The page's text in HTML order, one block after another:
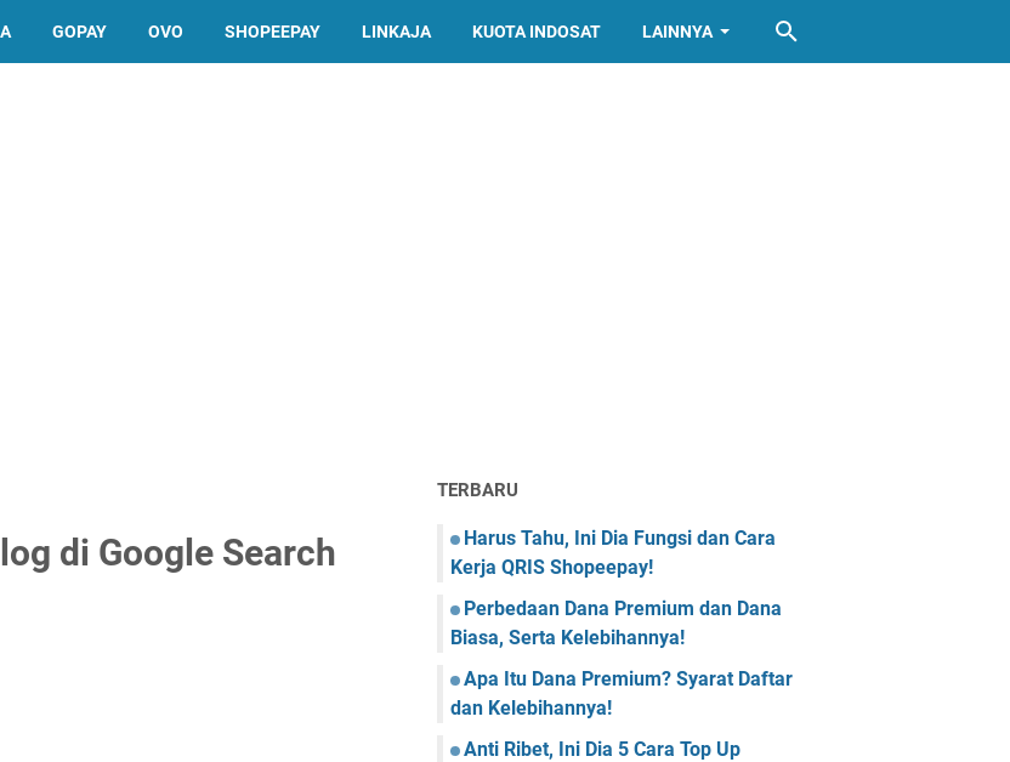
GOPAY OVO SHOPEEPAY LINKAJA KUOTA INDOSAT LAINNYA
di Google Search
TERBARU
Harus Tahu, Ini Dia Fungsi dan Cara
Kerja QRIS Shopeepay!
Perbedaan Dana Premium dan Dana
Biasa, Serta Kelebihannya!
Apa Itu Dana Premium? Syarat Daftar
dan Kelebihannya!
Anti Ribet, Ini Dia 5 Cara Top Up